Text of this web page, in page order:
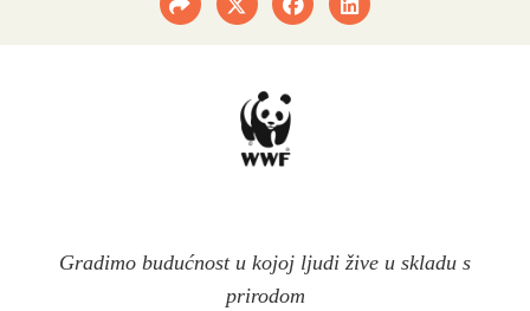
Gradimo budućnost u kojoj ljudi žive u skladu s
prirodom